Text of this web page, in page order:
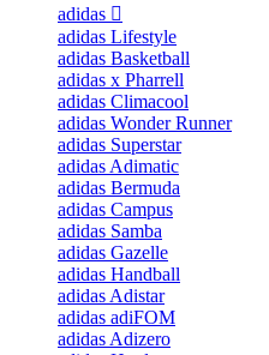
adidas
adidas Lifestyle
adidas Basketball
adidas x Pharrell
adidas Climacool
adidas Wonder Runner
adidas Superstar
adidas Adimatic
adidas Bermuda
adidas Campus
adidas Samba
adidas Gazelle
adidas Handball
adidas Adistar
adidas adiFOM
adidas Adizero